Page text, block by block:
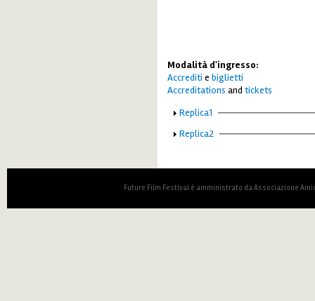
Modalità d'ingresso:
Accrediti e biglietti
Accreditations and tickets
Mostra
Replica1
Mostra
Replica2
Future Film Festival è amministrato da Associazione